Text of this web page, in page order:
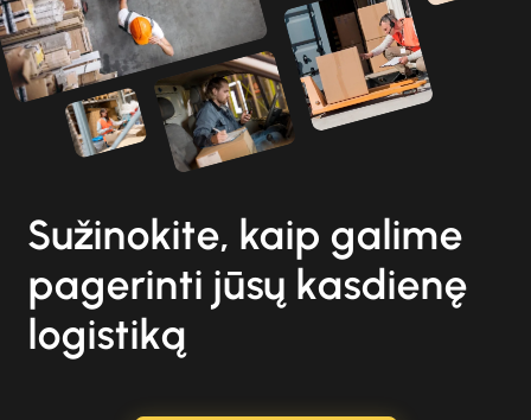
Sužinokite, kaip galime
pagerinti jūsų kasdienę
logistiką